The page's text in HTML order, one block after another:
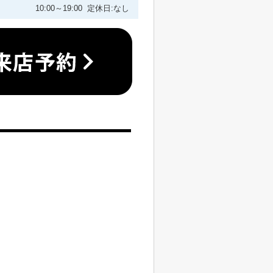
10:00～19:00 定休日:なし